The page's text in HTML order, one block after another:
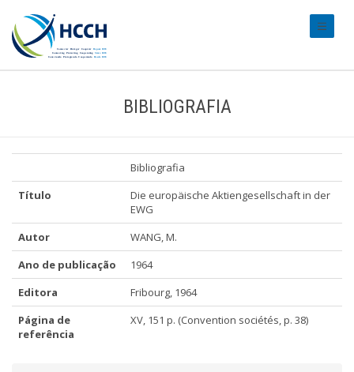
BIBLIOGRAFIA
Bibliografia
Título
Die europäische Aktiengesellschaft in der
EWG
Autor
WANG, M.
Ano de publicação
1964
Editora
Fribourg, 1964
Página de
referência
XV, 151 p. (Convention sociétés, p. 38)